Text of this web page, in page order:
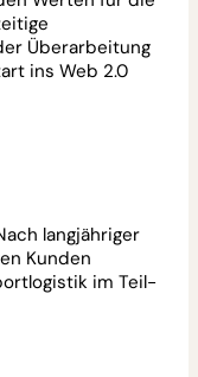
Überarbeitung
ins Web 2.0
langjähriger
Kunden
im Teil-